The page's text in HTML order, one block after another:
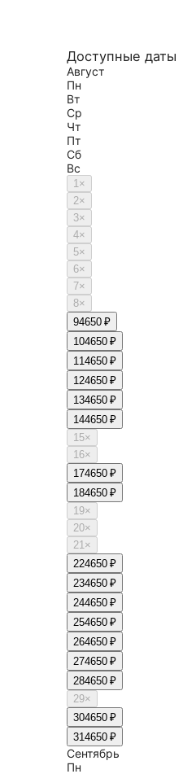
Доступные даты
Август
Пн
Вт
Ср
Чт
Пт
Сб
Вс
1×
2×
3×
4×
5×
6×
7×
8×
94650 ₽
104650 ₽
114650 ₽
124650 ₽
134650 ₽
144650 ₽
15×
16×
174650 ₽
184650 ₽
19×
20×
21×
224650 ₽
234650 ₽
244650 ₽
254650 ₽
264650 ₽
274650 ₽
284650 ₽
29×
304650 ₽
314650 ₽
Сентябрь
Пн